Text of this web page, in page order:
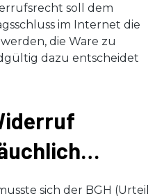
soll dem
im Internet die
die Ware zu
dazu entscheidet
sich der BGH (Urteil